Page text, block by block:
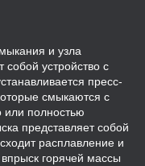
и узла
собой устройство с
пресс-
смыкаются с
или полностью
представляет собой
расплавление и
горячей массы